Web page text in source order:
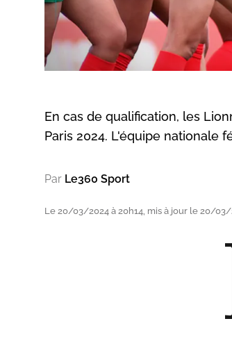
En cas de qualification, les
Paris 2024. L'équipe nationale
Par Le360 Sport
Le 20/03/2024 à 20h14, mis à jour le 20/03/